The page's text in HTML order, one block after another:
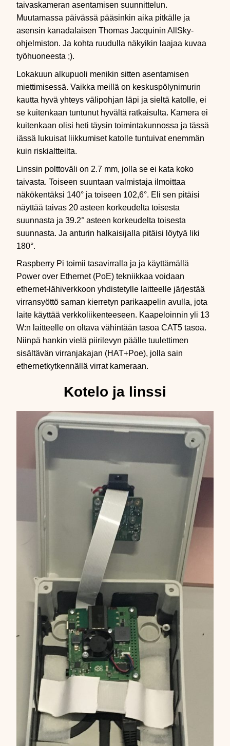
taivaskameran asentamisen suunnittelun.
Muutamassa päivässä pääsinkin aika pitkälle ja
asensin kanadalaisen Thomas Jacquinin AllSky-
ohjelmiston. Ja kohta ruudulla näkyikin laajaa kuvaa
työhuoneesta ;).
Lokakuun alkupuoli menikin sitten asentamisen
miettimisessä. Vaikka meillä on keskuspölynimurin
kautta hyvä yhteys välipohjan läpi ja sieltä katolle, ei
se kuitenkaan tuntunut hyvältä ratkaisulta. Kamera ei
kuitenkaan olisi heti täysin toimintakunnossa ja tässä
iässä lukuisat liikkumiset katolle tuntuivat enemmän
kuin riskialtteilta.
Linssin polttoväli on 2.7 mm, jolla se ei kata koko
taivasta. Toiseen suuntaan valmistaja ilmoittaa
näkökentäksi 140° ja toiseen 102,6°. Eli sen pitäisi
näyttää taivas 20 asteen korkeudelta toisesta
suunnasta ja 39.2° asteen korkeudelta toisesta
suunnasta. Ja anturin halkaisijalla pitäisi löytyä liki
180°.
Raspberry Pi toimii tasavirralla ja ja käyttämällä
Power over Ethernet (PoE) tekniikkaa voidaan
ethernet-lähiverkkoon yhdistetylle laitteelle järjestää
virransyöttö saman kierretyn parikaapelin avulla, jota
laite käyttää verkkoliikenteeseen. Kaapeloinnin yli 13
W:n laitteelle on oltava vähintään tasoa CAT5 tasoa.
Niinpä hankin vielä piirilevyn päälle tuulettimen
sisältävän virranjakajan (HAT+Poe), jolla sain
ethernetkytkennällä virrat kameraan.
Kotelo ja linssi